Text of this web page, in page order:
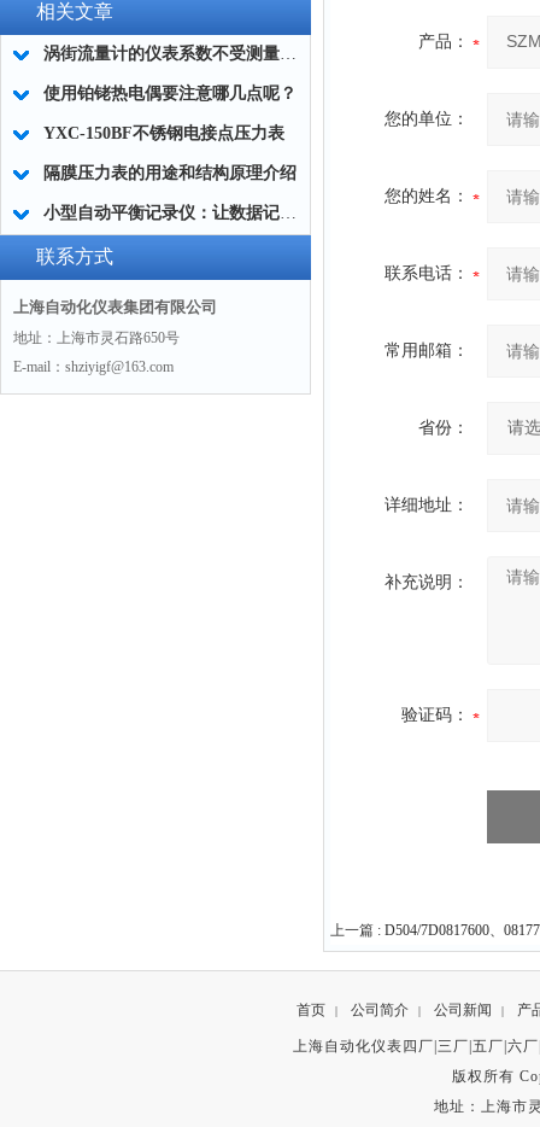
相关文章
涡街流量计的仪表系数不受测量介质物性的影响
使用铂铑热电偶要注意哪几点呢？
YXC-150BF不锈钢电接点压力表
隔膜压力表的用途和结构原理介绍
小型自动平衡记录仪：让数据记录更精确、更便捷
联系方式
上海自动化仪表集团有限公司
地址：上海市灵石路650号
E-mail：shziyigf@163.com
产品：
您的单位：
您的姓名：
联系电话：
常用邮箱：
省份：
详细地址：
补充说明：
验证码：
上一篇 : D504/7D0817600、
首页 | 公司简介 | 公司新闻 | 产
上海自动化仪表四厂|三厂|五厂|六
版权所有
地址：上海市